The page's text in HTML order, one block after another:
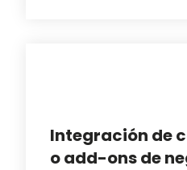
Integración de
o add-ons de